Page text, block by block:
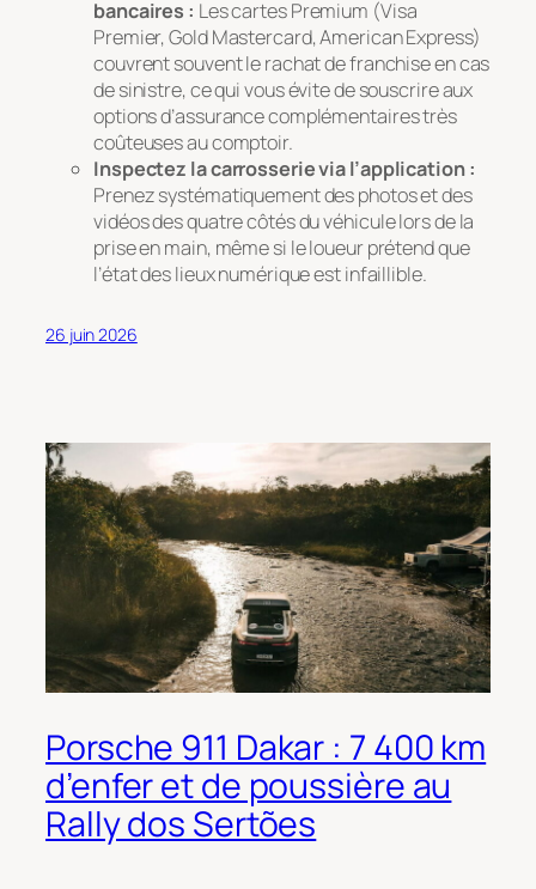
bancaires : Les cartes Premium (Visa
Premier, Gold Mastercard, American Express)
couvrent souvent le rachat de franchise en cas
de sinistre, ce qui vous évite de souscrire aux
options d’assurance complémentaires très
coûteuses au comptoir.
Inspectez la carrosserie via l’application :
Prenez systématiquement des photos et des
vidéos des quatre côtés du véhicule lors de la
prise en main, même si le loueur prétend que
l’état des lieux numérique est infaillible.
26 juin 2026
Porsche 911 Dakar : 7 400 km
d’enfer et de poussière au
Rally dos Sertões